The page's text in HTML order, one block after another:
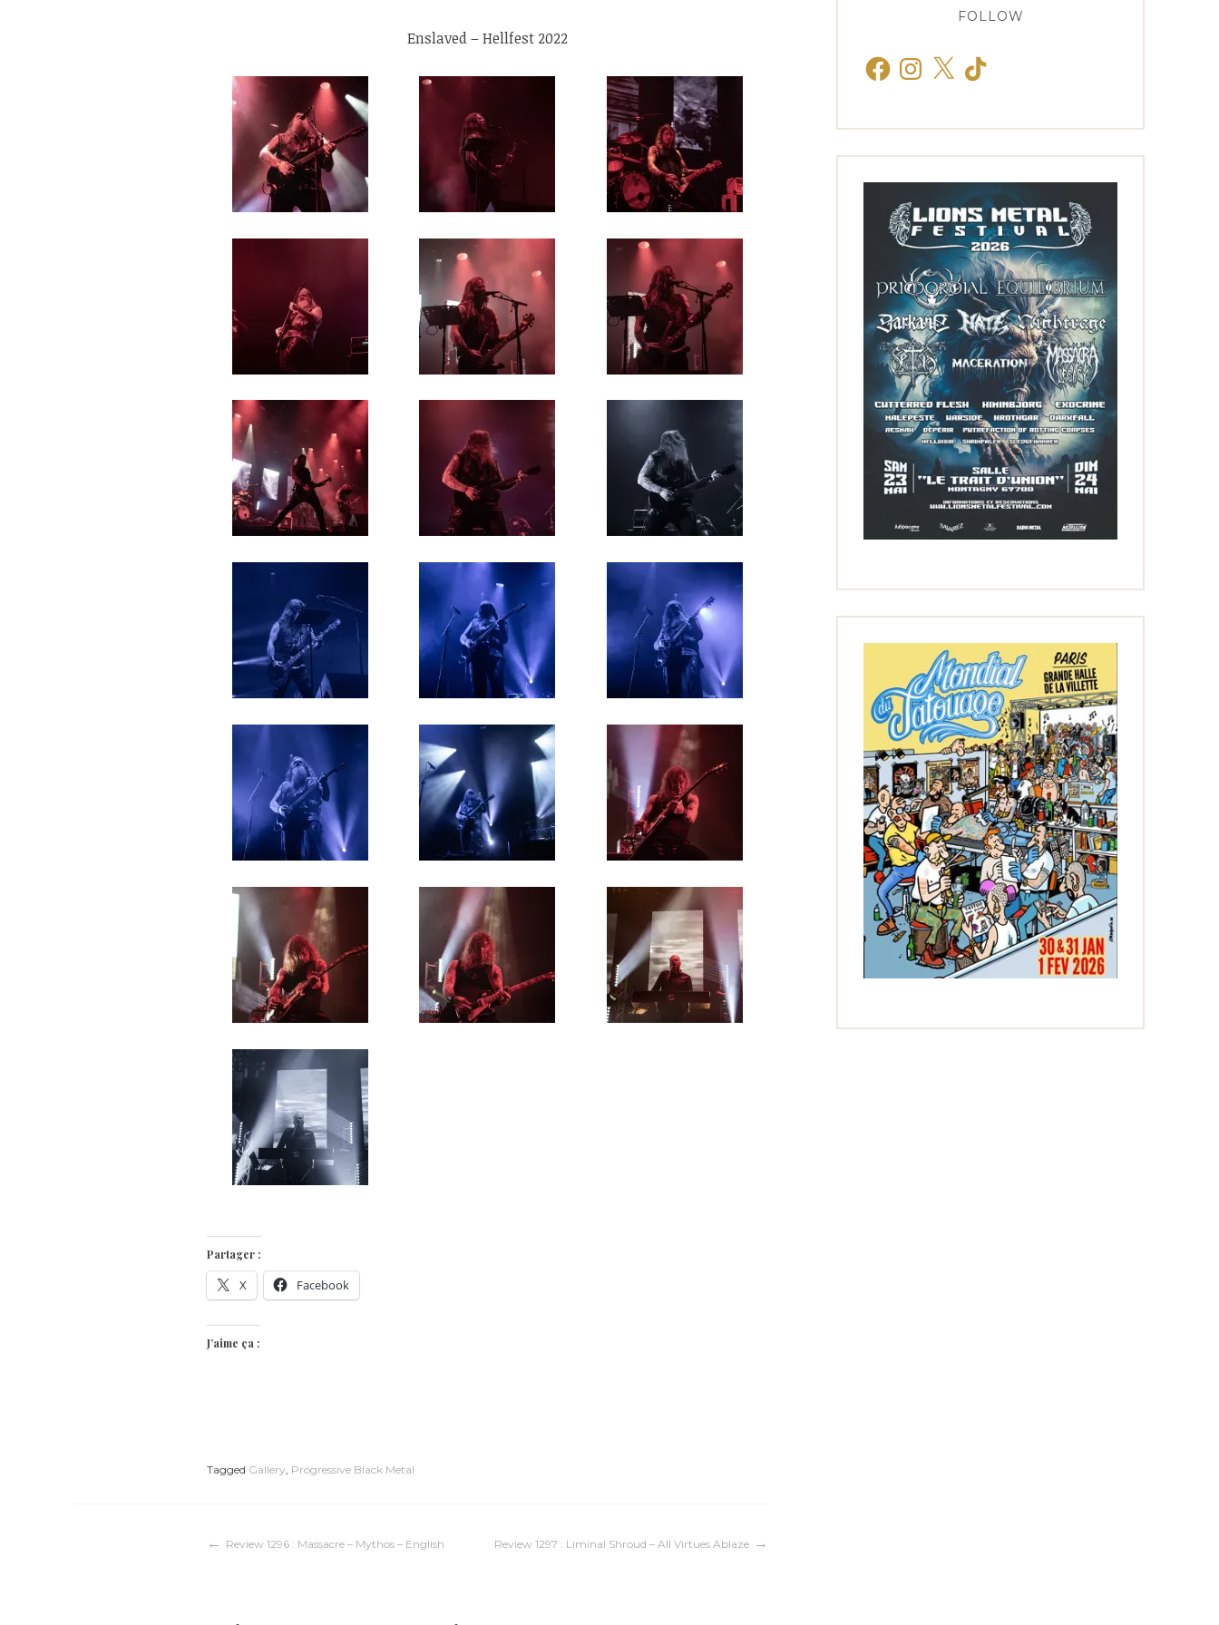
Enslaved – Hellfest 2022
Partager :
X Facebook
J’aime ça :
Tagged Gallery, Progressive Black Metal
Navigation
Review 1296 : Massacre – Mythos – English Review 1297 : Liminal Shroud – All Virtues Ablaze
FOLLOW
FacebookInstagram
X TikTok